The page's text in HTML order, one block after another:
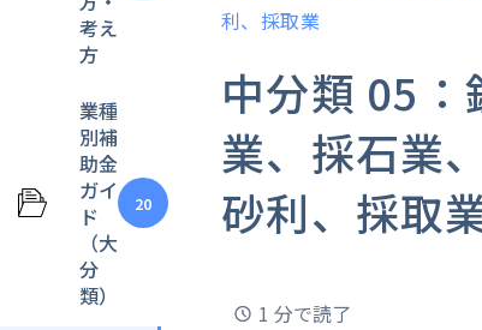
考え
方
業種
別補
助金
ガイ
ド
（大
分
類）
20
利、採取業
中分類 05：
業、採石業、
砂利、採取
1 分で読了